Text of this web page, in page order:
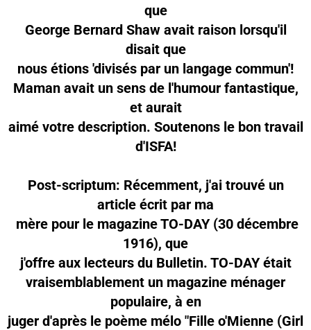
que
George Bernard Shaw avait raison lorsqu'il
disait que
nous étions 'divisés par un langage commun'!
Maman avait un sens de l'humour fantastique,
et aurait
aimé votre description. Soutenons le bon travail
d'ISFA!
Post-scriptum: Récemment, j'ai trouvé un
article écrit par ma
mère pour le magazine TO-DAY (30 décembre
1916), que
j'offre aux lecteurs du Bulletin. TO-DAY était
vraisemblablement un magazine ménager
populaire, à en
juger d'après le poème mélo "Fille o'Mienne (Girl